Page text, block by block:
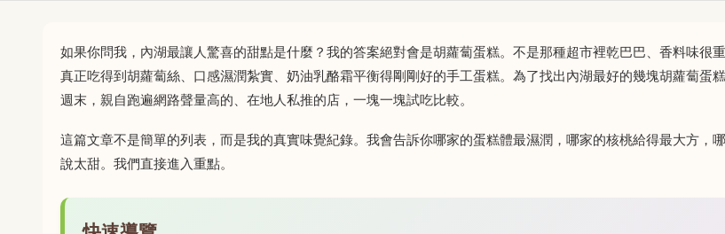
如果你問我，內湖最讓人驚喜的甜點是什麼？我的答案絕對會是胡蘿蔔蛋糕。不是那種超市裡乾巴巴、香料味很
真正吃得到胡蘿蔔絲、口感濕潤紮實、奶油乳酪霜平衡得剛剛好的手工蛋糕。為了找出內湖最好的幾塊胡蘿蔔蛋
週末，親自跑遍網路聲量高的、在地人私推的店，一塊一塊試吃比較。
這篇文章不是簡單的列表，而是我的真實味覺紀錄。我會告訴你哪家的蛋糕體最濕潤，哪家的核桃給得最大方，
說太甜。我們直接進入重點。